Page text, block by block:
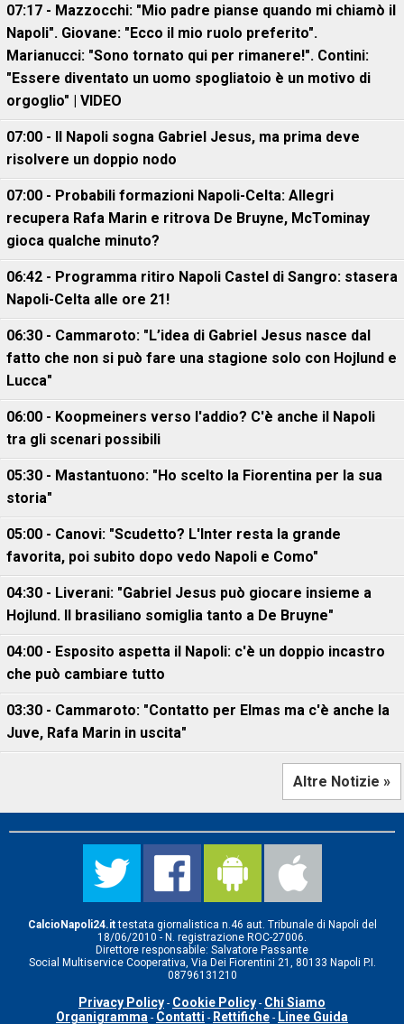
07:17 - Mazzocchi: "Mio padre pianse quando mi chiamò il
Napoli". Giovane: "Ecco il mio ruolo preferito".
Marianucci: "Sono tornato qui per rimanere!". Contini:
"Essere diventato un uomo spogliatoio è un motivo di
orgoglio" | VIDEO
07:00 - Il Napoli sogna Gabriel Jesus, ma prima deve
risolvere un doppio nodo
07:00 - Probabili formazioni Napoli-Celta: Allegri
recupera Rafa Marin e ritrova De Bruyne, McTominay
gioca qualche minuto?
06:42 - Programma ritiro Napoli Castel di Sangro: stasera
Napoli-Celta alle ore 21!
06:30 - Cammaroto: "L’idea di Gabriel Jesus nasce dal
fatto che non si può fare una stagione solo con Hojlund e
Lucca"
06:00 - Koopmeiners verso l'addio? C'è anche il Napoli
tra gli scenari possibili
05:30 - Mastantuono: "Ho scelto la Fiorentina per la sua
storia"
05:00 - Canovi: "Scudetto? L'Inter resta la grande
favorita, poi subito dopo vedo Napoli e Como"
04:30 - Liverani: "Gabriel Jesus può giocare insieme a
Hojlund. Il brasiliano somiglia tanto a De Bruyne"
04:00 - Esposito aspetta il Napoli: c'è un doppio incastro
che può cambiare tutto
03:30 - Cammaroto: "Contatto per Elmas ma c'è anche la
Juve, Rafa Marin in uscita"
Altre Notizie »
CalcioNapoli24.ittestata giornalistica n.46 aut. Tribunale di Napoli del
18/06/2010 - N. registrazione ROC-27006.
Direttore responsabile: Salvatore Passante
Social Multiservice Cooperativa, Via Dei Fiorentini 21, 80133 Napoli P.I.
08796131210
Privacy Policy - Cookie Policy - Chi Siamo
Organigramma - Contatti - Rettifiche - Linee Guida